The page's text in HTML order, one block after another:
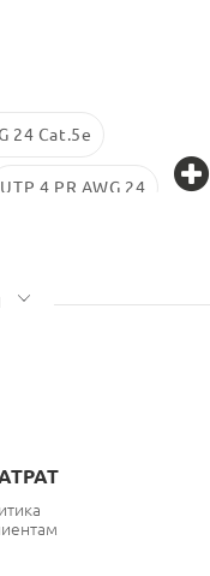
24 Cat.5e
UTP 4 PR AWG 24